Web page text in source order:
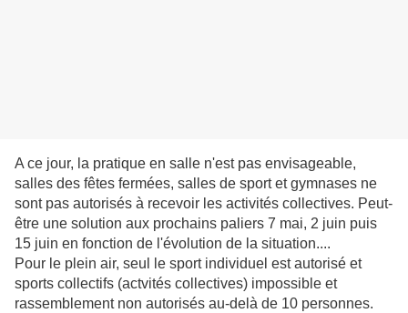
A ce jour, la pratique en salle n'est pas envisageable,
salles des fêtes fermées, salles de sport et gymnases ne
sont pas autorisés à recevoir les activités collectives. Peut-
être une solution aux prochains paliers 7 mai, 2 juin puis
15 juin en fonction de l'évolution de la situation....
Pour le plein air, seul le sport individuel est autorisé et
sports collectifs (actvités collectives) impossible et
rassemblement non autorisés au-delà de 10 personnes.